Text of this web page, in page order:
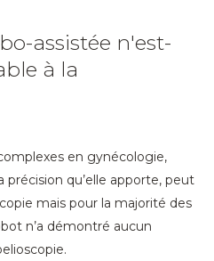
assistée n'est-
à la
en gynécologie,
précision qu’elle apporte, peut
mais pour la majorité des
n’a démontré aucun